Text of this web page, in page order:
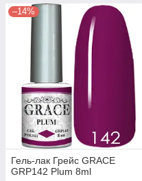
–14%
Гель-лак Грейс GRACE
GRP142 Plum 8ml